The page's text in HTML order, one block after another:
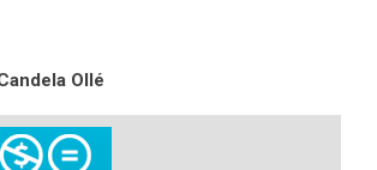
Ollé